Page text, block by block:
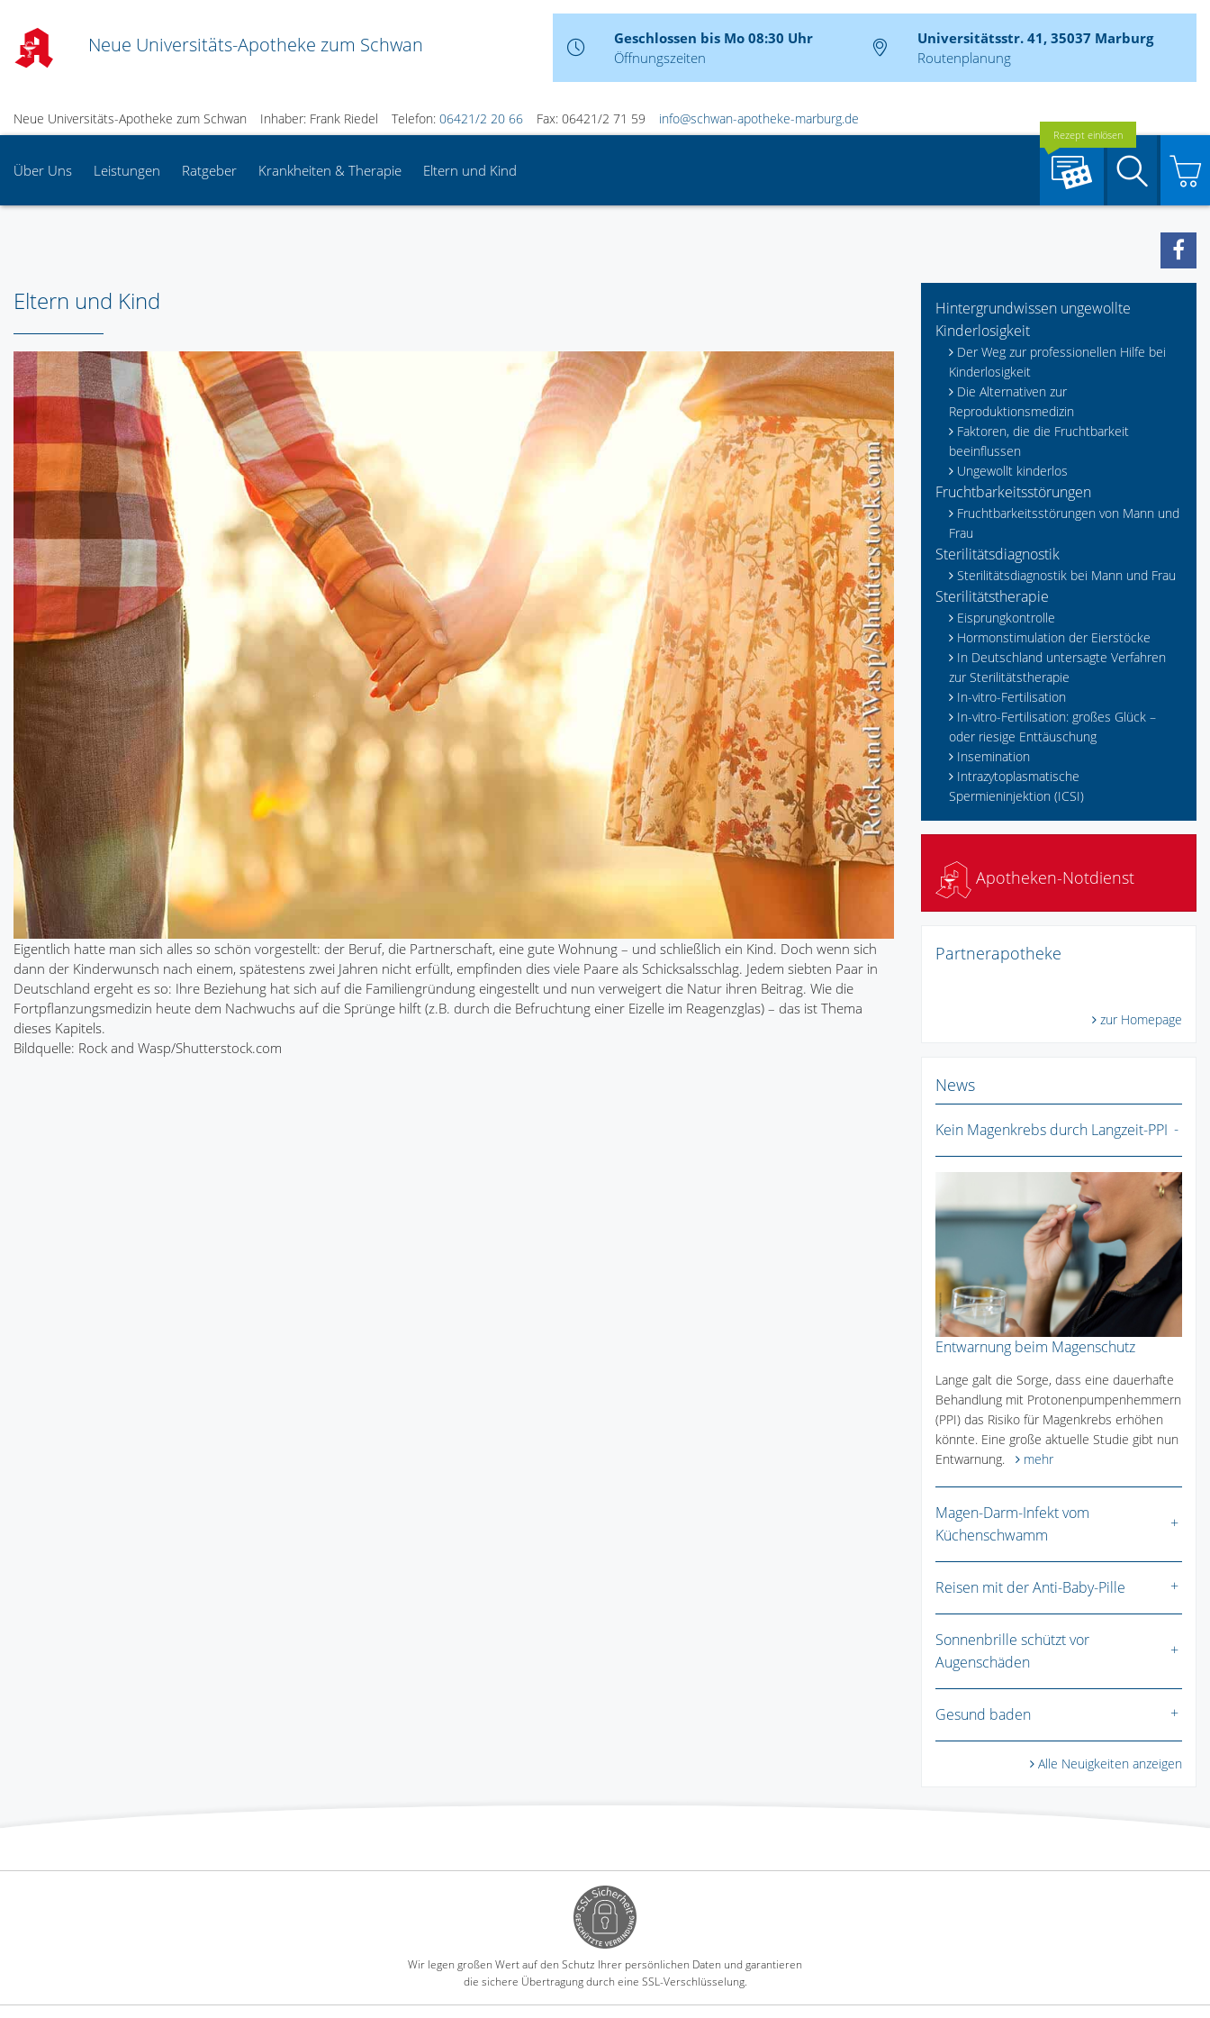
Neue Universitäts-Apotheke zum Schwan
Geschlossen bis Mo 08:30 Uhr
Öffnungszeiten
Universitätsstr. 41, 35037 Marburg
Routenplanung
Neue Universitäts-Apotheke zum Schwan Inhaber: Frank Riedel Telefon: 06421/2 20 66 Fax: 06421/2 71 59 info@schwan-apotheke-marburg.de
Über Uns Leistungen Ratgeber Krankheiten & Therapie Eltern und Kind
Rezept einlösen
Suche
Eltern und Kind
Eigentlich hatte man sich alles so schön vorgestellt: der Beruf, die Partnerschaft, eine gute Wohnung – und schließlich ein Kind. Doch wenn sich
dann der Kinderwunsch nach einem, spätestens zwei Jahren nicht erfüllt, empfinden dies viele Paare als Schicksalsschlag. Jedem siebten Paar in
Deutschland ergeht es so: Ihre Beziehung hat sich auf die Familiengründung eingestellt und nun verweigert die Natur ihren Beitrag. Wie die
Fortpflanzungsmedizin heute dem Nachwuchs auf die Sprünge hilft (z.B. durch die Befruchtung einer Eizelle im Reagenzglas) – das ist Thema
dieses Kapitels.
Bildquelle: Rock and Wasp/Shutterstock.com
Hintergrundwissen ungewollte
Kinderlosigkeit
Der Weg zur professionellen Hilfe bei
Kinderlosigkeit
Die Alternativen zur
Reproduktionsmedizin
Faktoren, die die Fruchtbarkeit
beeinflussen
Ungewollt kinderlos
Fruchtbarkeitsstörungen
Fruchtbarkeitsstörungen von Mann und
Frau
Sterilitätsdiagnostik
Sterilitätsdiagnostik bei Mann und Frau
Sterilitätstherapie
Eisprungkontrolle
Hormonstimulation der Eierstöcke
In Deutschland untersagte Verfahren
zur Sterilitätstherapie
In-vitro-Fertilisation
In-vitro-Fertilisation: großes Glück –
oder riesige Enttäuschung
Insemination
Intrazytoplasmatische
Spermieninjektion (ICSI)
Apotheken-Notdienst
Partnerapotheke
zur Homepage
News
Kein Magenkrebs durch Langzeit-PPI
Entwarnung beim Magenschutz
Lange galt die Sorge, dass eine dauerhafte
Behandlung mit Protonenpumpenhemmern
(PPI) das Risiko für Magenkrebs erhöhen
könnte. Eine große aktuelle Studie gibt nun
Entwarnung.
mehr
Magen-Darm-Infekt vom
Küchenschwamm
Reisen mit der Anti-Baby-Pille
Sonnenbrille schützt vor
Augenschäden
Gesund baden
Alle Neuigkeiten anzeigen
Wir legen großen Wert auf den Schutz Ihrer persönlichen Daten und garantieren
die sichere Übertragung durch eine SSL-Verschlüsselung.